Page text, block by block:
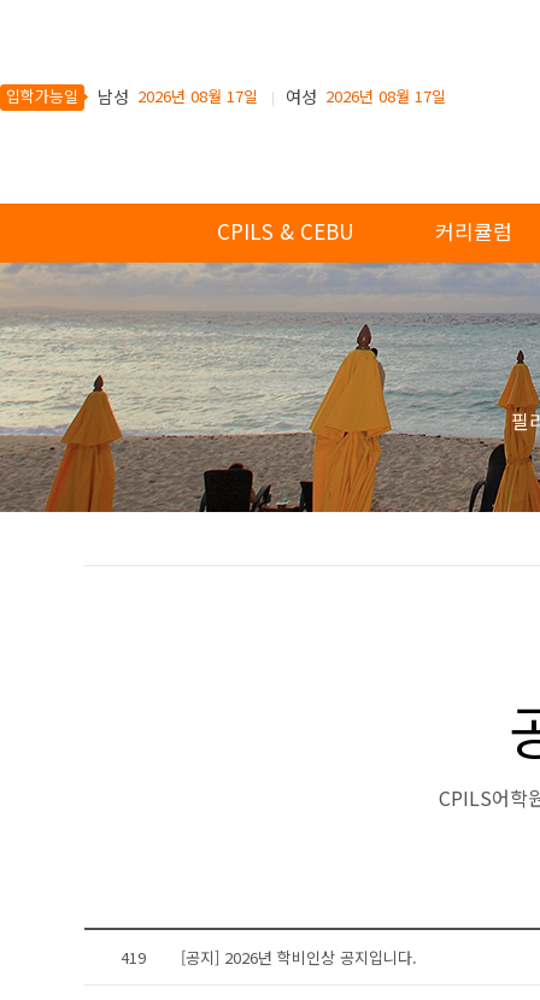
입학가능일 남성 2026년 08월 17일 여성 2026년 08월 17일
CPILS & CEBU 커리큘럼
필
CPILS어학
419 [공지] 2026년 학비인상 공지입니다.